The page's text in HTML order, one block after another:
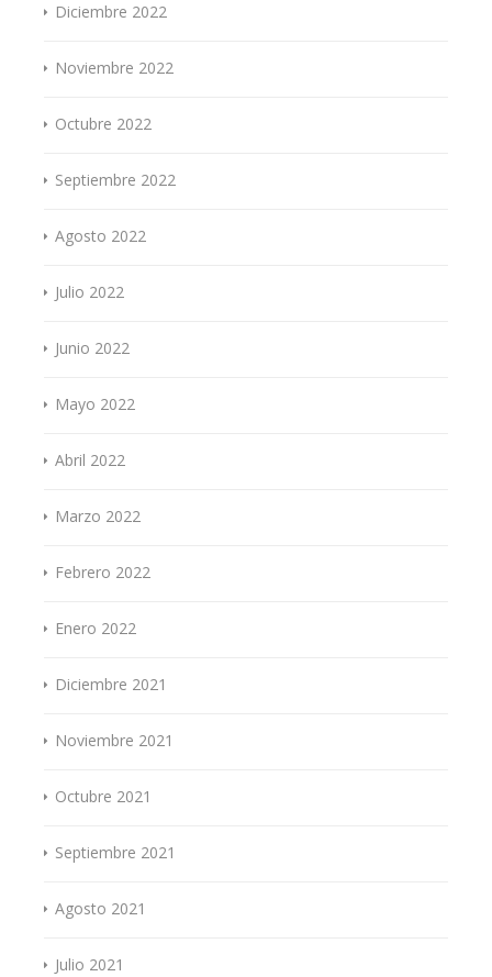
Diciembre 2022
Noviembre 2022
Octubre 2022
Septiembre 2022
Agosto 2022
Julio 2022
Junio 2022
Mayo 2022
Abril 2022
Marzo 2022
Febrero 2022
Enero 2022
Diciembre 2021
Noviembre 2021
Octubre 2021
Septiembre 2021
Agosto 2021
Julio 2021